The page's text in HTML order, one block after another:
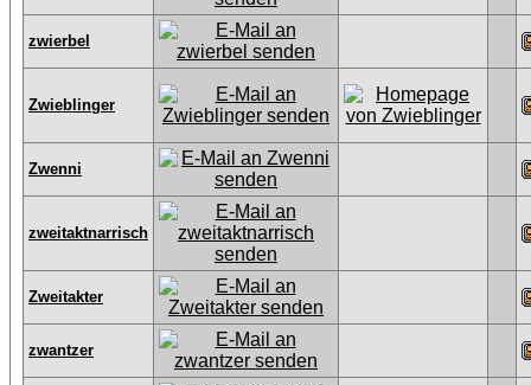
zwierbel
Zwieblinger
Zwenni
zweitaktnarrisch
Zweitakter
zwantzer